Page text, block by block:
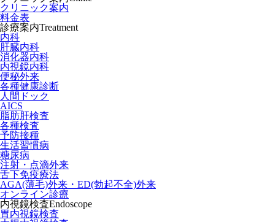
クリニック案内
料金表
診療案内Treatment
内科
肝臓内科
消化器内科
内視鏡内科
便秘外来
各種健康診断
人間ドック
AICS
脂肪肝検査
各種検査
予防接種
生活習慣病
糖尿病
注射・点滴外来
舌下免疫療法
AGA(薄毛)外来・ED(勃起不全)外来
オンライン診療
内視鏡検査Endoscope
胃内視鏡検査